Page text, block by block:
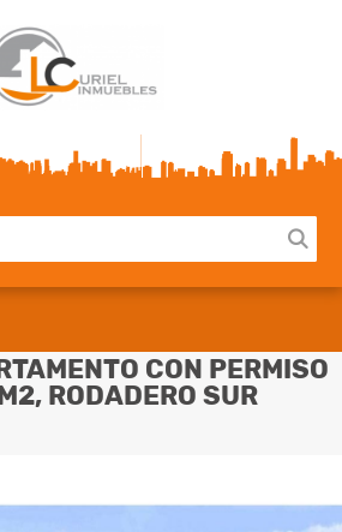
CON PERMISO
RODADERO SUR